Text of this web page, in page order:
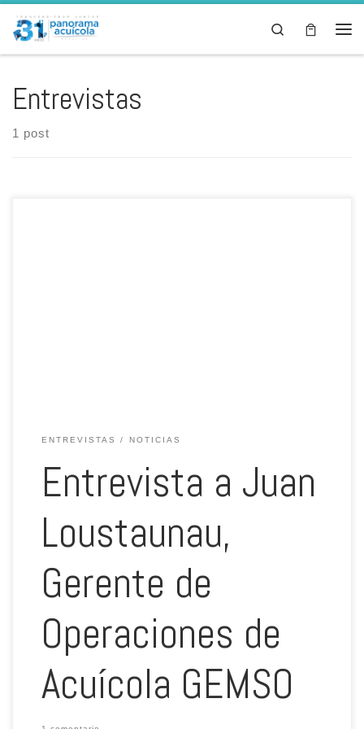
Skip to content
Search
Entrevistas
1 post
ENTREVISTAS NOTICIAS
Entrevista a Juan
Loustaunau,
Gerente de
Operaciones de
Acuícola GEMSO